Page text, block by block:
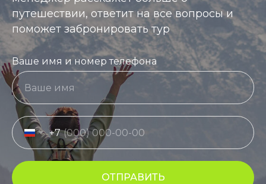
путешествии, ответит на все вопросы и
поможет забронировать тур
Ваше имя и номер телефона
+7
ОТПРАВИТЬ